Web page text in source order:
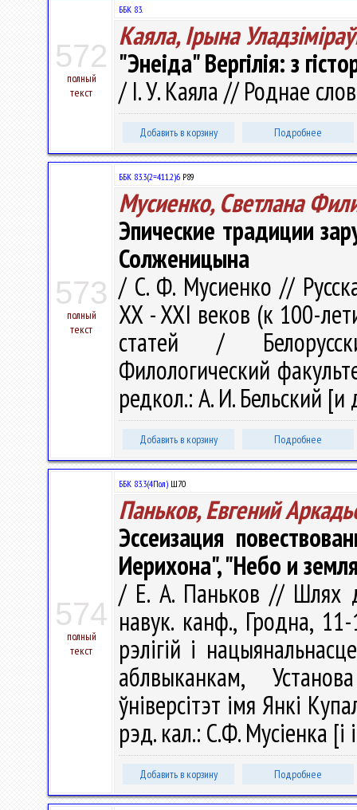
572
полный
текст
ББК 83.
Каяла, Ірына
"Энеіда" Вергілія: з
/ І. У. Каяла // Роднае
Добавить в корзину Подробнее
573
полный
текст
ББК 83.3(2=411.2)6 Р89
Мусиенко, Светлана
Эпические традиции
Солженицына
/ С. Ф. Мусиенко //
XX - XXI веков (к 100-
статей /
Филологический
редкол.: А. И. Бельский
Добавить в корзину Подробнее
574
полный
текст
ББК 83.3(4Пол) Ш70
Паньков, Евгений
Эссеизация
Иерихона", "Небо и
/ Е. А. Паньков // Шлях
навук. канф., Гродна,
рэлігій і
аблвыканкам,
ўніверсітэт імя Янкі
рэд. кал.: С.Ф. Мусіенка
Добавить в корзину Подробнее